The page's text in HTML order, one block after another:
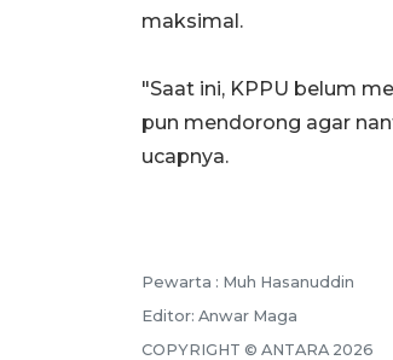
maksimal.
"Saat ini, KPPU belum
pun mendorong agar
ucapnya.
Pewarta : Muh Hasanuddin
Editor: Anwar Maga
COPYRIGHT © ANTARA 2026